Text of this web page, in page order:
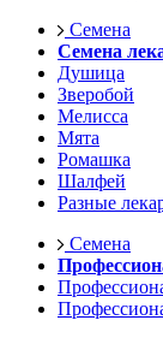
Семена
Семена
Душица
Зверобой
Мелисса
Мята
Ромашка
Шалфей
Разные
Семена